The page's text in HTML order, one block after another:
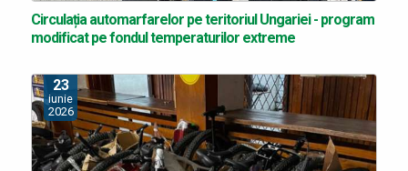
Circulația automarfarelor pe teritoriul Ungariei - program
modificat pe fondul temperaturilor extreme
23
iunie
2026